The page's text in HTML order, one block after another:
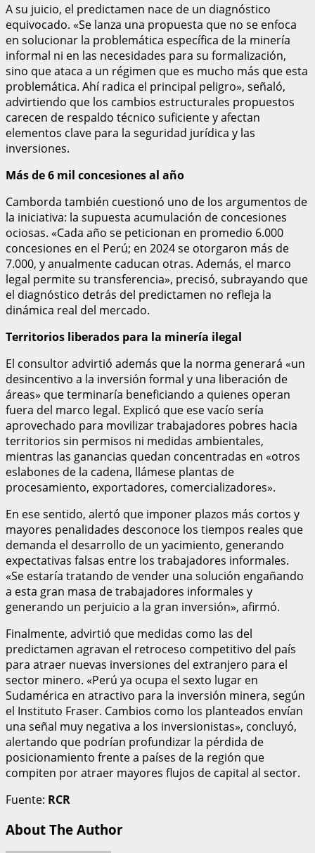
A su juicio, el predictamen nace de un diagnóstico
equivocado. «Se lanza una propuesta que no se enfoca
en solucionar la problemática específica de la minería
informal ni en las necesidades para su formalización,
sino que ataca a un régimen que es mucho más que esta
problemática. Ahí radica el principal peligro», señaló,
advirtiendo que los cambios estructurales propuestos
carecen de respaldo técnico suficiente y afectan
elementos clave para la seguridad jurídica y las
inversiones.
Más de 6 mil concesiones al año
Camborda también cuestionó uno de los argumentos de
la iniciativa: la supuesta acumulación de concesiones
ociosas. «Cada año se peticionan en promedio 6.000
concesiones en el Perú; en 2024 se otorgaron más de
7.000, y anualmente caducan otras. Además, el marco
legal permite su transferencia», precisó, subrayando que
el diagnóstico detrás del predictamen no refleja la
dinámica real del mercado.
Territorios liberados para la minería ilegal
El consultor advirtió además que la norma generará «un
desincentivo a la inversión formal y una liberación de
áreas» que terminaría beneficiando a quienes operan
fuera del marco legal. Explicó que ese vacío sería
aprovechado para movilizar trabajadores pobres hacia
territorios sin permisos ni medidas ambientales,
mientras las ganancias quedan concentradas en «otros
eslabones de la cadena, llámese plantas de
procesamiento, exportadores, comercializadores».
En ese sentido, alertó que imponer plazos más cortos y
mayores penalidades desconoce los tiempos reales que
demanda el desarrollo de un yacimiento, generando
expectativas falsas entre los trabajadores informales.
«Se estaría tratando de vender una solución engañando
a esta gran masa de trabajadores informales y
generando un perjuicio a la gran inversión», afirmó.
Finalmente, advirtió que medidas como las del
predictamen agravan el retroceso competitivo del país
para atraer nuevas inversiones del extranjero para el
sector minero. «Perú ya ocupa el sexto lugar en
Sudamérica en atractivo para la inversión minera, según
el Instituto Fraser. Cambios como los planteados envían
una señal muy negativa a los inversionistas», concluyó,
alertando que podrían profundizar la pérdida de
posicionamiento frente a países de la región que
compiten por atraer mayores flujos de capital al sector.
Fuente: RCR
About The Author